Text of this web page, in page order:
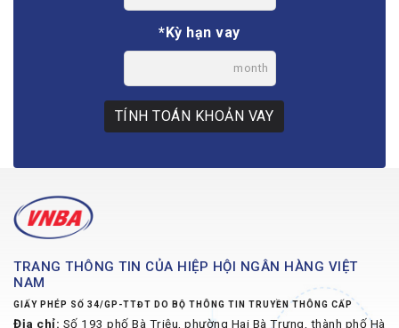
*Kỳ hạn vay
month
TÍNH TOÁN KHOẢN VAY
TRANG THÔNG TIN CỦA HIỆP HỘI NGÂN HÀNG VIỆT
NAM
GIẤY PHÉP SỐ 34/GP-TTĐT DO BỘ THÔNG TIN TRUYỀN THÔNG CẤP
Địa chỉ: Số 193 phố Bà Triệu, phường Hai Bà Trưng, thành phố Hà